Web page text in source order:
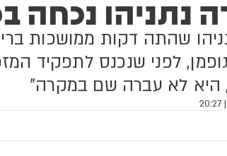
הם שהציתו
את השריפות בצרפת,
בטרה להרוויח
או כלכלית מהמצב.
נתניהו נכחה
שהתה דקות ממושכות
לפני שנכנס לתפקיד
היא לא עברה שם במקרה"